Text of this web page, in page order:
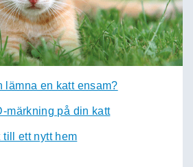
lämna en katt ensam?
märkning på din katt
till ett nytt hem